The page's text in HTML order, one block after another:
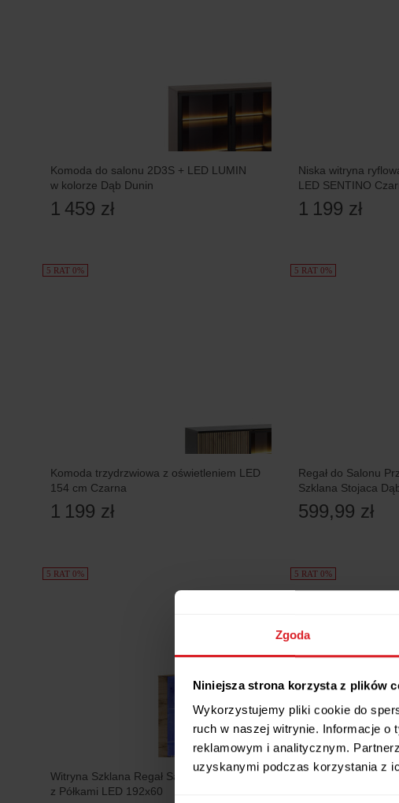
Zgoda
Niniejsza strona korzysta z plików
Wykorzystujemy pliki cookie do
ruch w naszej witrynie. Informacje o
reklamowym i analitycznym.
uzyskanymi podczas korzystania z
Komoda do salonu 2D3S + LED LUMIN
w kolorze Dąb Dunin
1 459 zł
Niska witryna
LED SENTINO
1 199 zł
5 RAT 0%
Komoda trzydrzwiowa z oświetleniem LED
154 cm Czarna
1 199 zł
5 RAT 0%
Regał do Salonu
Szklana Stojaca
599,99 zł
5 RAT 0%
Witryna Szklana Regał Salon Dąb Wotan
z Półkami LED 192x60
5 RAT 0%
Regał do Salonu